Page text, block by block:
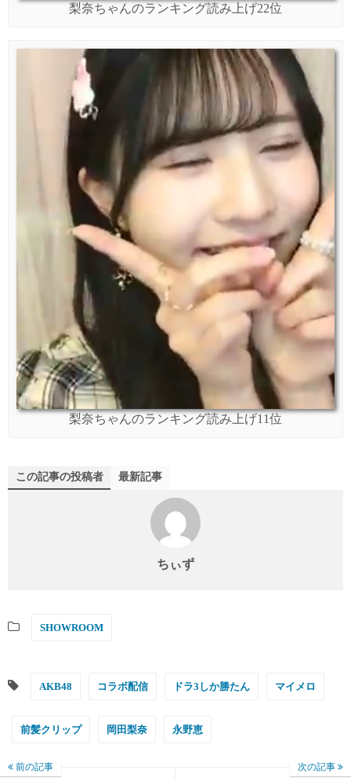
梨奈ちゃんのランキング読み上げ22位
梨奈ちゃんのランキング読み上げ11位
この記事の投稿者 最新記事
ちぃず
SHOWROOM
AKB48 コラボ配信 ドラ3しか勝たん マイメロ
前髪クリップ 岡田梨奈 永野恵
前の記事 次の記事